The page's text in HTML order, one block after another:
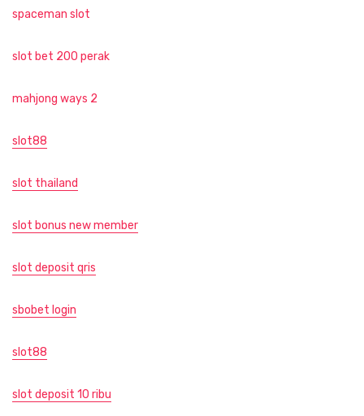
spaceman slot
slot bet 200 perak
mahjong ways 2
slot88
slot thailand
slot bonus new member
slot deposit qris
sbobet login
slot88
slot deposit 10 ribu